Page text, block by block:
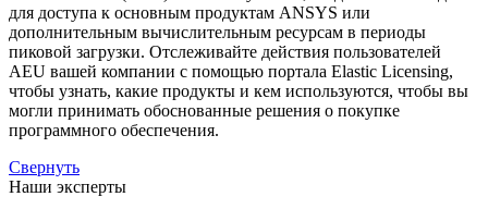
для доступа к основным продуктам ANSYS или
дополнительным вычислительным ресурсам в периоды
пиковой загрузки. Отслеживайте действия пользователей
AEU вашей компании с помощью портала Elastic Licensing,
чтобы узнать, какие продукты и кем используются, чтобы вы
могли принимать обоснованные решения о покупке
программного обеспечения.
Свернуть
Наши эксперты